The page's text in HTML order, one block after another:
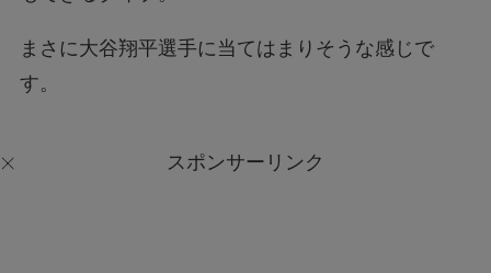
まさに大谷翔平選手に当てはまりそうな感じで
す。
スポンサーリンク